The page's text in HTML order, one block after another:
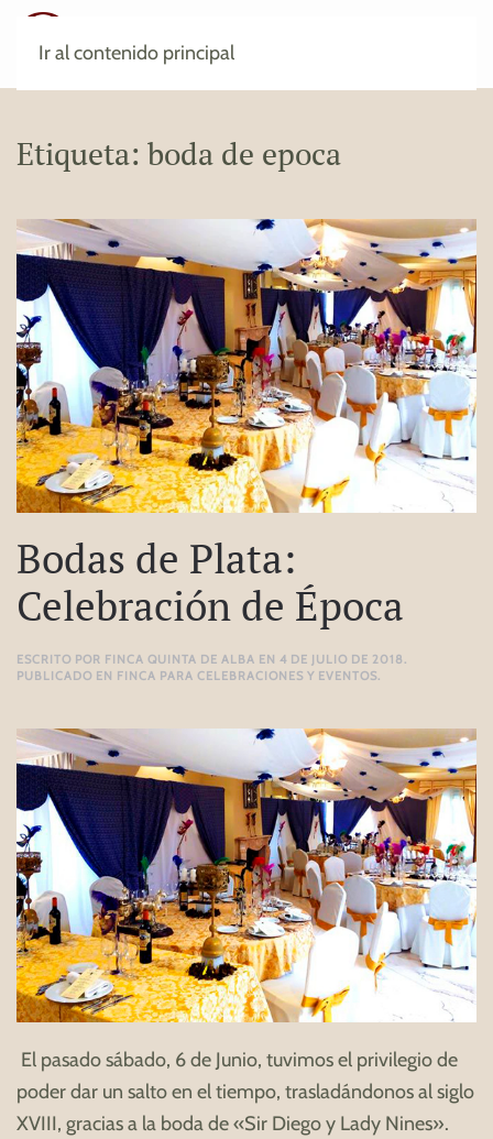
Ir al contenido principal
Etiqueta: boda de epoca
Bodas de Plata:
Celebración de Época
ESCRITO POR FINCA QUINTA DE ALBA EN 4 DE JULIO DE 2018 .
PUBLICADO EN FINCA PARA CELEBRACIONES Y EVENTOS.
El pasado sábado, 6 de Junio, tuvimos el privilegio de
poder dar un salto en el tiempo, trasladándonos al siglo
XVIII, gracias a la boda de «Sir Diego y Lady Nines».